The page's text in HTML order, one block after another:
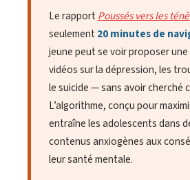
Le rapportPoussés vers les
seulement20 minutes de
jeune peut se voir proposer
vidéos sur la dépression, les
le suicide — sans avoir cherché
L’algorithme, conçu pour
entraîne les adolescents dans
contenus anxiogènes aux
leur santé mentale.